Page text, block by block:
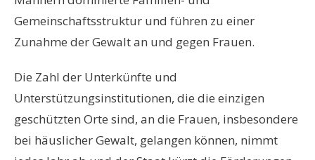
Gemeinschaftsstruktur und führen zu einer
Zunahme der Gewalt an und gegen Frauen.
Die Zahl der Unterkünfte und
Unterstützungsinstitutionen, die die einzigen
geschützten Orte sind, an die Frauen, insbesondere
bei häuslicher Gewalt, gelangen können, nimmt